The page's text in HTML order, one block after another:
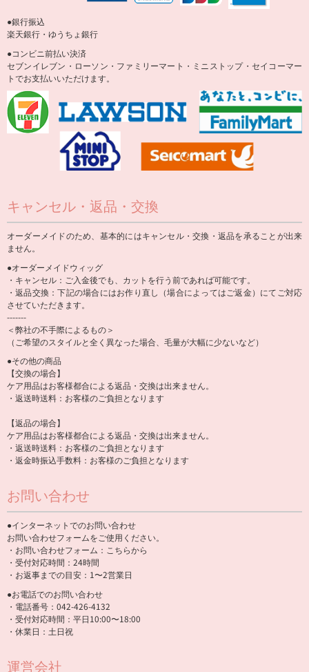
●銀行振込
楽天銀行・ゆうちょ銀行
●コンビニ前払い決済
セブンイレブン・ローソン・ファミリーマート・ミニストップ・セイコーマー
トでお支払いいただけます。
キャンセル・返品・交換
オーダーメイドのため、基本的にはキャンセル・交換・返品を承ることが出来
ません。
●オーダーメイドウィッグ
・キャンセル：ご入金後でも、カットを行う前であれば可能です。
・返品交換：下記の場合にはお作り直し（場合によってはご返金）にてご対応
させていただきます。
-------
＜弊社の不手際によるもの＞
（ご希望のスタイルと全く異なった場合、毛量が大幅に少ないなど）
●その他の商品
【交換の場合】
ケア用品はお客様都合による返品・交換は出来ません。
・返送時送料：お客様のご負担となります
【返品の場合】
ケア用品はお客様都合による返品・交換は出来ません。
・返送時送料：お客様のご負担となります
・返金時振込手数料：お客様のご負担となります
お問い合わせ
●インターネットでのお問い合わせ
お問い合わせフォームをご使用ください。
・お問い合わせフォーム： こちらから
・受付対応時間：24時間
・お返事までの目安：1〜2営業日
●お電話でのお問い合わせ
・電話番号：042-426-4132
・受付対応時間：平日10:00〜18:00
・休業日：土日祝
運営会社